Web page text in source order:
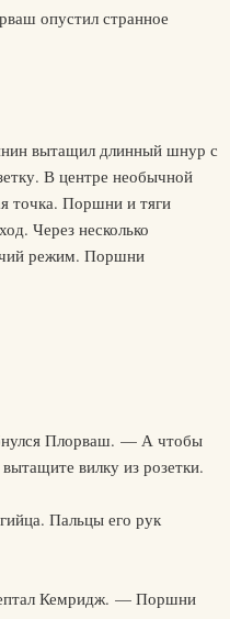
опустил странное
вытащил длинный шнур с
В центре необычной
точка. Поршни и тяги
Через несколько
режим. Поршни
Плорваш. — А чтобы
вилку из розетки.
Пальцы его рук
Кемридж. — Поршни